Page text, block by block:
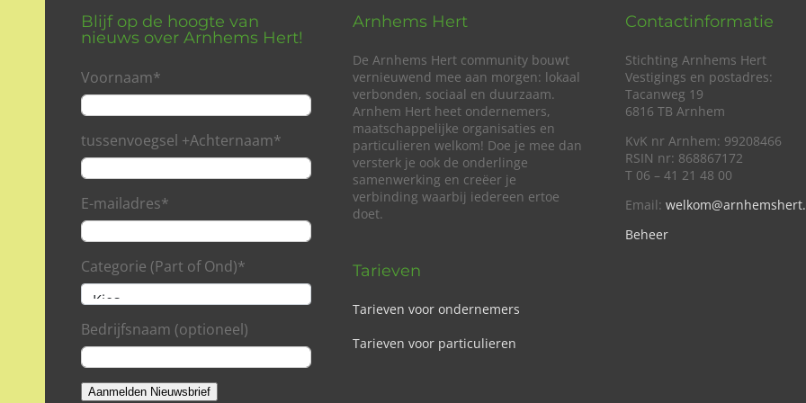
Blijf op de hoogte van
nieuws over Arnhems Hert!
Voornaam*
tussenvoegsel +Achternaam*
E-mailadres*
Categorie (Part of Ond)*
Bedrijfsnaam (optioneel)
Aanmelden Nieuwsbrief
Arnhems Hert
De Arnhems Hert community bouwt
vernieuwend mee aan morgen: lokaal
verbonden, sociaal en duurzaam.
Arnhem Hert heet ondernemers,
maatschappelijke organisaties en
particulieren welkom! Doe je mee dan
versterk je ook de onderlinge
samenwerking en creëer je
verbinding waarbij iedereen ertoe
doet.
Tarieven
Tarieven voor ondernemers
Tarieven voor particulieren
Contactinformatie
Stichting Arnhems Hert
Vestigings en postadres:
Tacanweg 19
6816 TB Arnhem
KvK nr Arnhem: 99208466
RSIN nr: 868867172
T 06 – 41 21 48 00
Email:
Beheer